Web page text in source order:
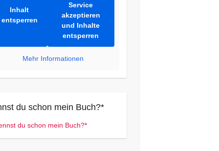
Inhalt
entsperren
Service
akzeptieren
und Inhalte
entsperren
Mehr Informationen
du schon mein Buch?*